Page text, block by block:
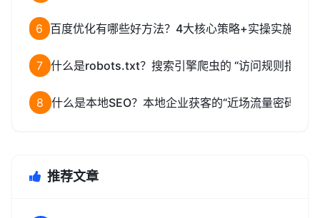
6 百度优化有哪些好方法？4大核心策略+实操实施指南
7 什么是robots.txt？搜索引擎爬虫的 “访问规则指南”
8 什么是本地SEO？本地企业获客的“近场流量密码”
推荐文章